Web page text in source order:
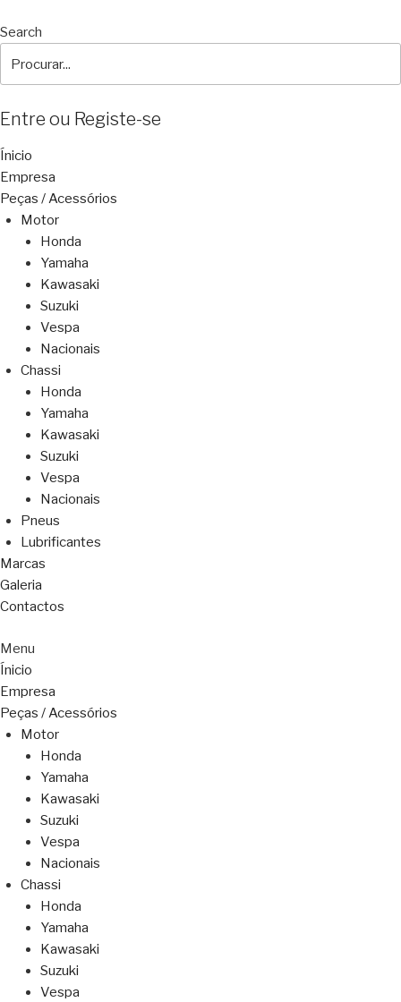
Search
Entre ou Registe-se
Ínicio
Empresa
Peças / Acessórios
Motor
Honda
Yamaha
Kawasaki
Suzuki
Vespa
Nacionais
Chassi
Honda
Yamaha
Kawasaki
Suzuki
Vespa
Nacionais
Pneus
Lubrificantes
Marcas
Galeria
Contactos
Menu
Ínicio
Empresa
Peças / Acessórios
Motor
Honda
Yamaha
Kawasaki
Suzuki
Vespa
Nacionais
Chassi
Honda
Yamaha
Kawasaki
Suzuki
Vespa